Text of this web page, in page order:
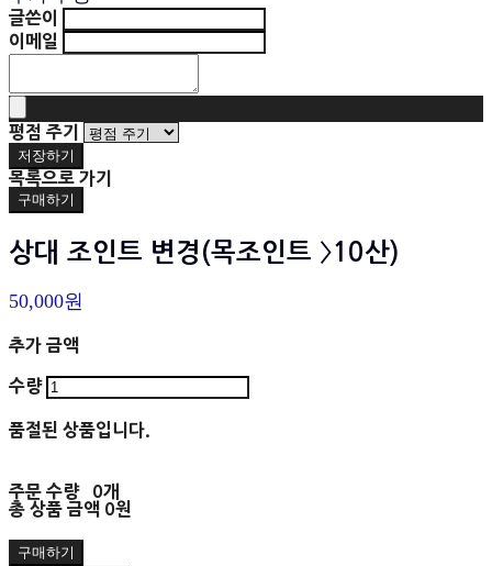
글쓴이
이메일
평점 주기
저장하기
목록으로 가기
구매하기
상대 조인트 변경(목조인트 〉10산)
50,000원
추가 금액
수량
품절된 상품입니다.
주문 수량
0개
총 상품 금액 0원
구매하기